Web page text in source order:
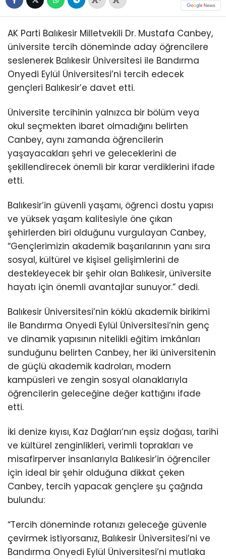
AK Parti Balıkesir Milletvekili Dr. Mustafa Canbey,
üniversite tercih döneminde aday öğrencilere
seslenerek Balıkesir Üniversitesi ile Bandırma
Onyedi Eylül Üniversitesi’ni tercih edecek
gençleri Balıkesir’e davet etti.
Üniversite tercihinin yalnızca bir bölüm veya
okul seçmekten ibaret olmadığını belirten
Canbey, aynı zamanda öğrencilerin
yaşayacakları şehri ve geleceklerini de
şekillendirecek önemli bir karar verdiklerini ifade
etti.
Balıkesir’in güvenli yaşamı, öğrenci dostu yapısı
ve yüksek yaşam kalitesiyle öne çıkan
şehirlerden biri olduğunu vurgulayan Canbey,
“Gençlerimizin akademik başarılarının yanı sıra
sosyal, kültürel ve kişisel gelişimlerini de
destekleyecek bir şehir olan Balıkesir, üniversite
hayatı için önemli avantajlar sunuyor.” dedi.
Balıkesir Üniversitesi’nin köklü akademik birikimi
ile Bandırma Onyedi Eylül Üniversitesi’nin genç
ve dinamik yapısının nitelikli eğitim imkânları
sunduğunu belirten Canbey, her iki üniversitenin
de güçlü akademik kadroları, modern
kampüsleri ve zengin sosyal olanaklarıyla
öğrencilerin geleceğine değer kattığını ifade
etti.
İki denize kıyısı, Kaz Dağları’nın eşsiz doğası, tarihi
ve kültürel zenginlikleri, verimli toprakları ve
misafirperver insanlarıyla Balıkesir’in öğrenciler
için ideal bir şehir olduğuna dikkat çeken
Canbey, tercih yapacak gençlere şu çağrıda
bulundu:
“Tercih döneminde rotanızı geleceğe güvenle
çevirmek istiyorsanız, Balıkesir Üniversitesi’ni ve
Bandırma Onyedi Eylül Üniversitesi’ni mutlaka